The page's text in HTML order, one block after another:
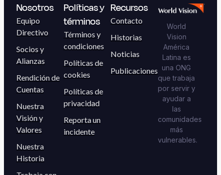
Nosotros
Equipo
Directivo
Socios y
Alianzas
Rendición de
Cuentas
Nuestra
Visión y
Valores
Nuestra
Historia
Políticas y
términos
Términos y
condiciones
Políticas de
cookies
Políticas de
privacidad
Reporta un
incidente
Recursos
Contacto
Historias
Noticias
Publicaciones
World
Vision
América
Latina es
una ONG
que trabaja
por servir y
ayudar a
las
comunidades
más
vulnerables.